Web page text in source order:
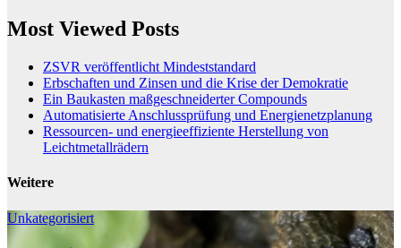
Most Viewed Posts
ZSVR veröffentlicht Mindeststandard
Erbschaften und Zinsen und die Krise der Demokratie
Ein Baukasten maßgeschneiderter Compounds
Automatisierte Anschlussprüfung und Energienetzplanung
Ressourcen- und energieeffiziente Herstellung von
Leichtmetallrädern
Weitere
Unkategorisiert